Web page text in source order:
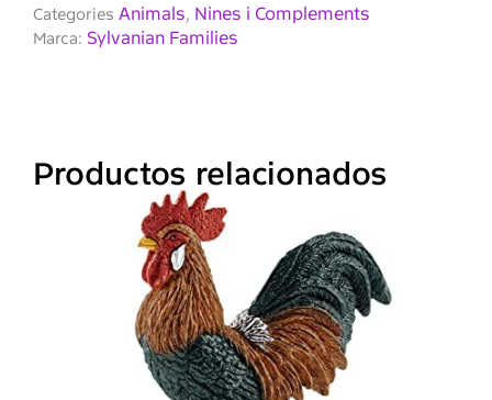
Categories Animals, Nines i Complements
Marca: Sylvanian Families
Productos relacionados